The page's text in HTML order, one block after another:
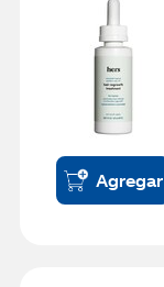
Agregar